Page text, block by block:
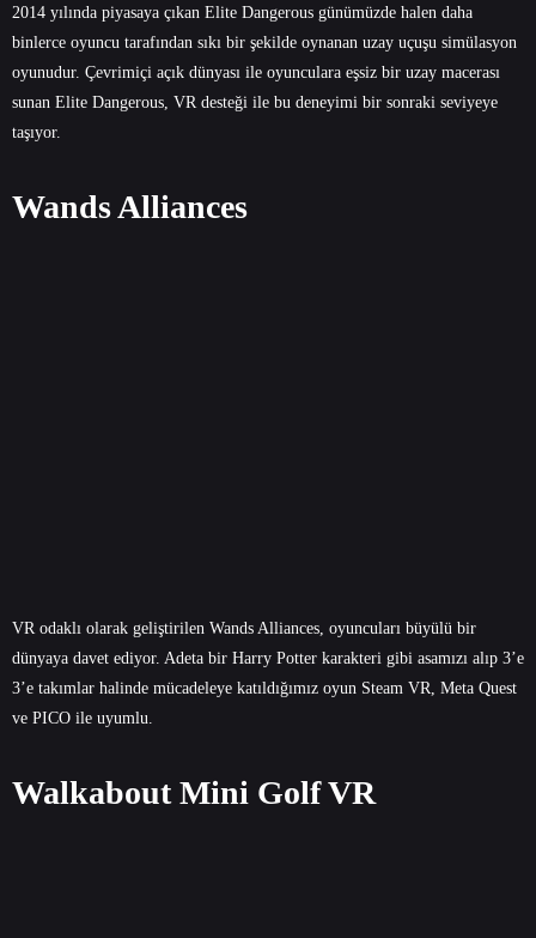
2014 yılında piyasaya çıkan Elite Dangerous günümüzde halen daha
binlerce oyuncu tarafından sıkı bir şekilde oynanan uzay uçuşu simülasyon
oyunudur. Çevrimiçi açık dünyası ile oyunculara eşsiz bir uzay macerası
sunan Elite Dangerous, VR desteği ile bu deneyimi bir sonraki seviyeye
taşıyor.
Wands Alliances
VR odaklı olarak geliştirilen Wands Alliances, oyuncuları büyülü bir
dünyaya davet ediyor. Adeta bir Harry Potter karakteri gibi asamızı alıp 3’e
3’e takımlar halinde mücadeleye katıldığımız oyun Steam VR, Meta Quest
ve PICO ile uyumlu.
Walkabout Mini Golf VR